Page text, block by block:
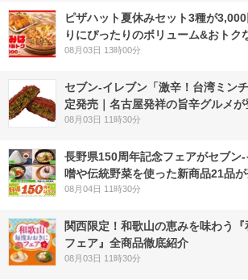
ピザハット夏休みセット3種が
りにぴったりのボリューム&おトク
08月03日 13時00分
セブン-イレブン「激辛！台湾ミン
定発売｜名古屋発祥の旨辛グルメが
08月03日 11時30分
長野県150周年記念フェアがセブ
噌や伝統野菜を使った新商品21品
08月04日 11時30分
関西限定！和歌山の恵みを味わう
フェア』全商品徹底紹介
08月03日 11時30分